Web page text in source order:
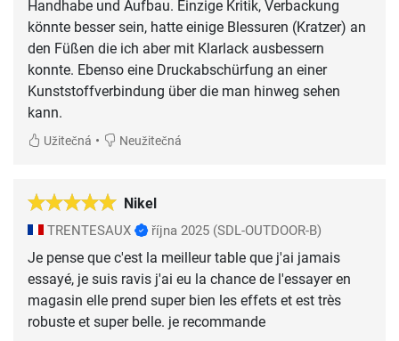
Handhabe und Aufbau. Einzige Kritik, Verbackung
könnte besser sein, hatte einige Blessuren (Kratzer) an
den Füßen die ich aber mit Klarlack ausbessern
konnte. Ebenso eine Druckabschürfung an einer
Kunststoffverbindung über die man hinweg sehen
kann.
Užitečná • Neužitečná
Nikel
TRENTESAUX října 2025 (SDL-OUTDOOR-B)
Je pense que c'est la meilleur table que j'ai jamais
essayé, je suis ravis j'ai eu la chance de l'essayer en
magasin elle prend super bien les effets et est très
robuste et super belle. je recommande